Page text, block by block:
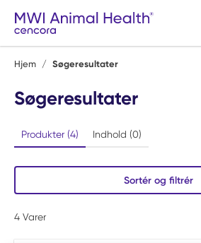
Spring til hovedindhold
Hjem / Søgeresultater
Søgeresultater
Produkter (4) Indhold (0)
Sortér og filtrér
4 Varer